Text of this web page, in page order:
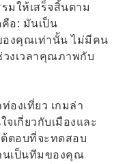
มให้เสร็จสิ้นตาม
อ: มันเป็น
งคุณเท่านั้น ไม่มีคน
งเวลาคุณภาพกับ
งเที่ยว เกมล่า
เกี่ยวกับเมืองและ
ตอบที่จะทดสอบ
นเป็นทีมของคุณ